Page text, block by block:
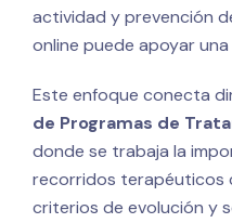
actividad y prevención
online puede apoyar
Este enfoque conecta
de Programas de
donde se trabaja la
recorridos terapéuticos
criterios de evolución y